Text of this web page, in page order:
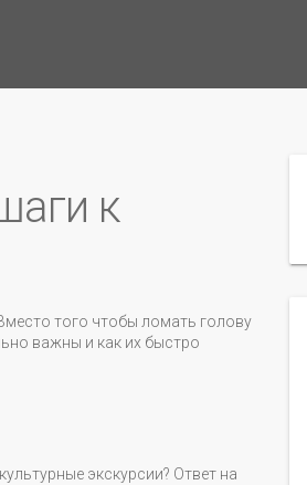
к
того чтобы ломать голову
важны и как их быстро
экскурсии? Ответ на